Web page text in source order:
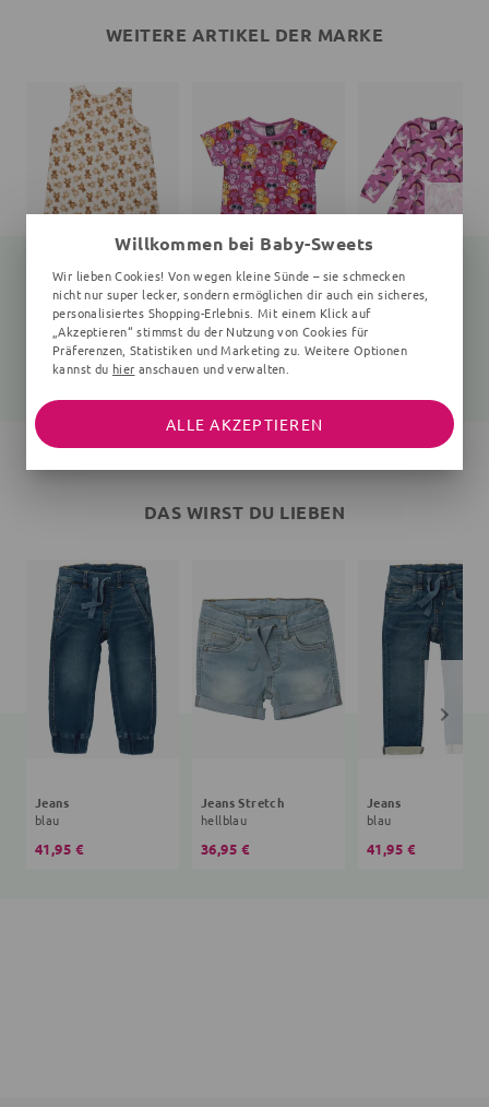
WEITERE ARTIKEL DER MARKE
Schlafsack Bär Teddy
creme
33,95 €
T-Shirt
Affen
26,95 €
Vögel, rosa
DAS WIRST DU LIEBEN
Jeans
blau
41,95 €
Jeans Stretch
hellblau
36,95 €
Jeans
blau
41,95 €
Willkommen bei Baby-Sweets
Wir lieben Cookies! Von wegen kleine Sünde – sie schmecken
nicht nur super lecker, sondern ermöglichen dir auch ein sicheres,
personalisiertes Shopping-Erlebnis. Mit einem Klick auf
„Akzeptieren“ stimmst du der Nutzung von Cookies für
Präferenzen, Statistiken und Marketing zu. Weitere Optionen
kannst du hier anschauen und verwalten.
ALLE AKZEPTIEREN